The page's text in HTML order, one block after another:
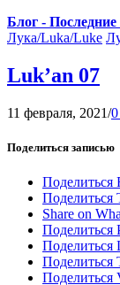
Блог - Последние
Лука/Luka/Luke
Luk’an 07
11 февраля, 2021/
Поделиться записью
Поделиться
Поделиться
Share on
Поделиться
Поделиться
Поделиться
Поделиться